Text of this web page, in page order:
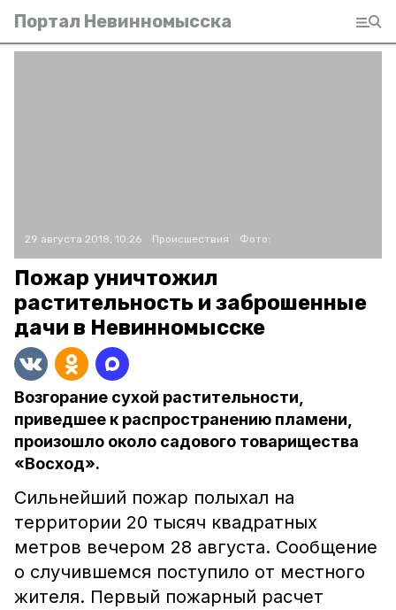
Портал Невинномысска
29 августа 2018, 10:26 Происшествия Фото:
Пожар уничтожил
растительность и заброшенные
дачи в Невинномысске
Возгорание сухой растительности,
приведшее к распространению пламени,
произошло около садового товарищества
«Восход».
Сильнейший пожар полыхал на
территории 20 тысяч квадратных
метров вечером 28 августа. Сообщение
о случившемся поступило от местного
жителя. Первый пожарный расчет